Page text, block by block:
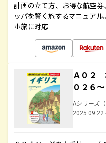
計画の立て方、お得な航空
ッパを賢く旅するマニュア
ホ旅に対応
Ａ０２
０２６
Aシリーズ
2025.09.22